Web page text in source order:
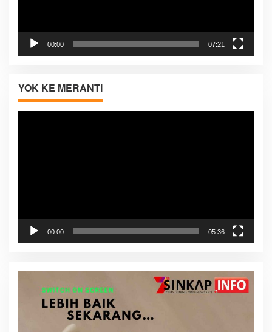
00:00 07:21
YOK KE MERANTI
00:00 05:36